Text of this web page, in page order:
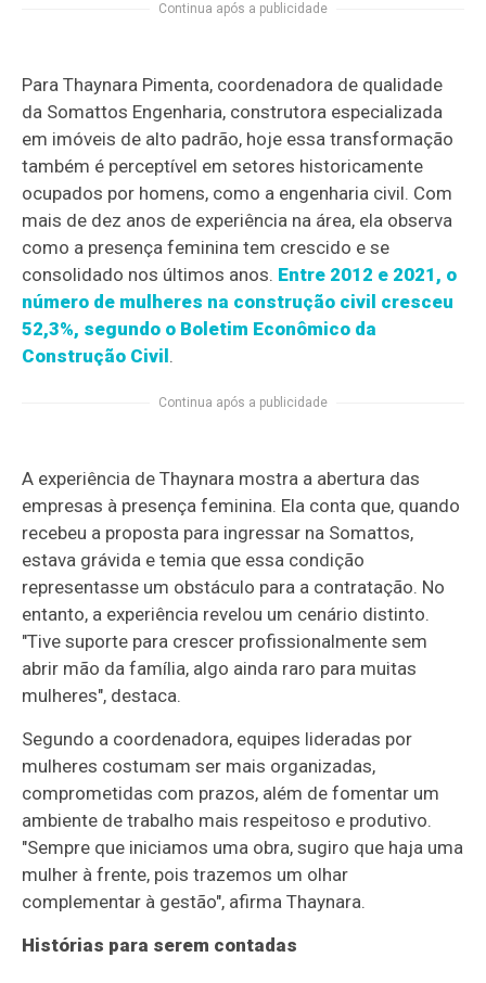
Continua após a publicidade
Para Thaynara Pimenta, coordenadora de qualidade
da Somattos Engenharia, construtora especializada
em imóveis de alto padrão, hoje essa transformação
também é perceptível em setores historicamente
ocupados por homens, como a engenharia civil. Com
mais de dez anos de experiência na área, ela observa
como a presença feminina tem crescido e se
consolidado nos últimos anos. Entre 2012 e 2021, o
número de mulheres na construção civil cresceu
52,3%, segundo o Boletim Econômico da
Construção Civil .
Continua após a publicidade
A experiência de Thaynara mostra a abertura das
empresas à presença feminina. Ela conta que, quando
recebeu a proposta para ingressar na Somattos,
estava grávida e temia que essa condição
representasse um obstáculo para a contratação. No
entanto, a experiência revelou um cenário distinto.
"Tive suporte para crescer profissionalmente sem
abrir mão da família, algo ainda raro para muitas
mulheres", destaca.
Segundo a coordenadora, equipes lideradas por
mulheres costumam ser mais organizadas,
comprometidas com prazos, além de fomentar um
ambiente de trabalho mais respeitoso e produtivo.
"Sempre que iniciamos uma obra, sugiro que haja uma
mulher à frente, pois trazemos um olhar
complementar à gestão", afirma Thaynara.
Histórias para serem contadas